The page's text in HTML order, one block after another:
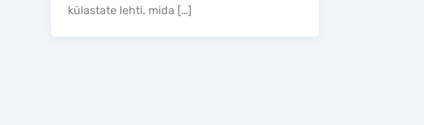
külastate lehti, mida […]